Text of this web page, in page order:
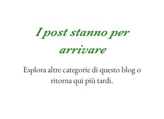
I post stanno per
arrivare
Esplora altre categorie di questo blog o
ritorna qui più tardi.